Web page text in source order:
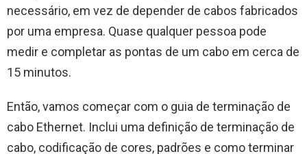
necessário, em vez de depender de cabos fabricados
por uma empresa. Quase qualquer pessoa pode
medir e completar as pontas de um cabo em cerca de
15 minutos.
Então, vamos começar com o guia de terminação de
cabo Ethernet. Inclui uma definição de terminação de
cabo, codificação de cores, padrões e como terminar